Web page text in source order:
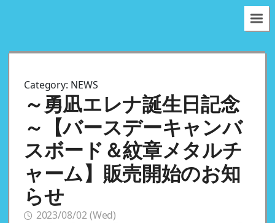
Category: NEWS
～勇凪エレナ誕生日記念
～【バースデーキャンバ
スボード＆紋章メタルチ
ャーム】販売開始のお知
らせ
2023/08/02 (Wed)